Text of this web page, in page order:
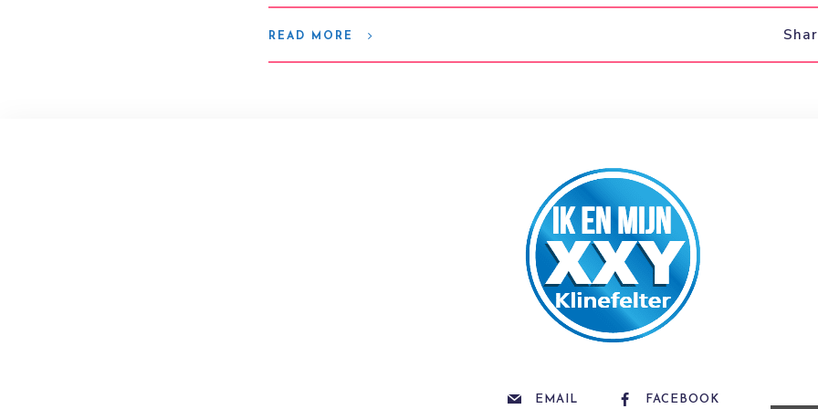
READ MORE
EMAIL FACEBOOK